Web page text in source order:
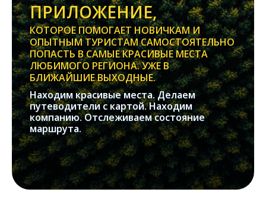
ПРИЛОЖЕНИЕ,
КОТОРОЕ ПОМОГАЕТ НОВИЧКАМ И
ОПЫТНЫМ ТУРИСТАМ САМОСТОЯТЕЛЬНО
ПОПАСТЬ В САМЫЕ КРАСИВЫЕ МЕСТА
ЛЮБИМОГО РЕГИОНА. УЖЕ В
БЛИЖАЙШИЕ ВЫХОДНЫЕ.
Находим красивые места. Делаем
путеводители с картой. Находим
компанию. Отслеживаем состояние
маршрута.